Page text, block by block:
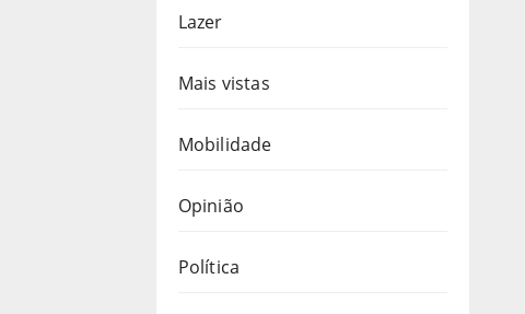
Lazer
Mais vistas
Mobilidade
Opinião
Política